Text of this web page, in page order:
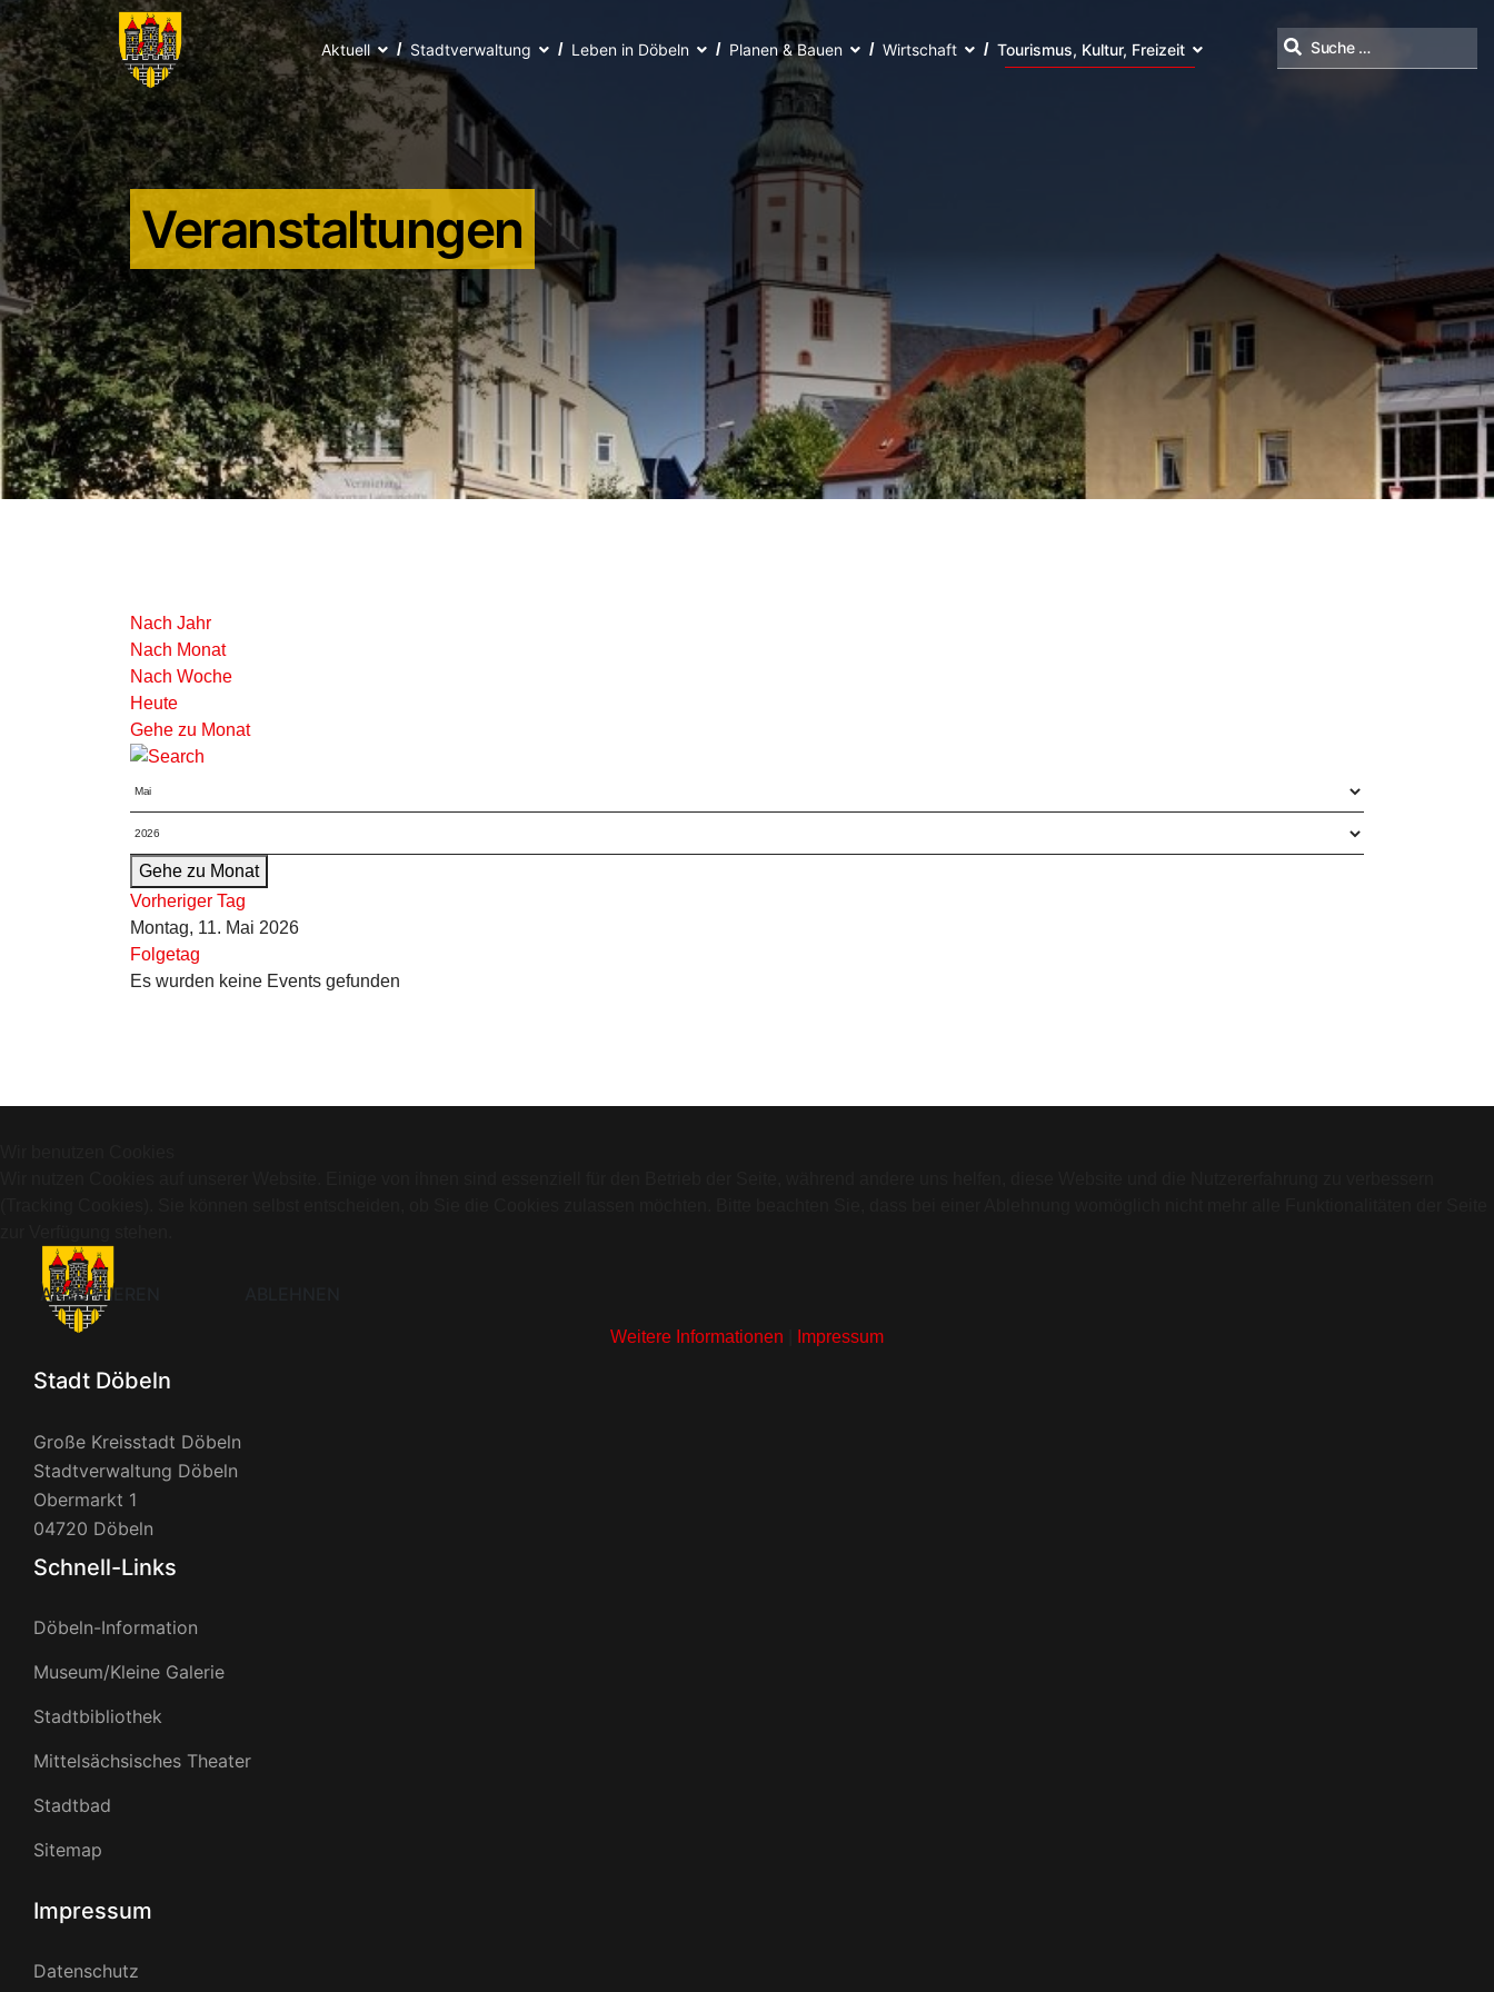
Aktuell Stadtverwaltung Leben in Döbeln Planen & Bauen Wirtschaft Tourismus, Kultur, Freizeit
Veranstaltungen
Nach Jahr
Nach Monat
Nach Woche
Heute
Gehe zu Monat
Gehe zu Monat
Vorheriger Tag
Montag, 11. Mai 2026
Folgetag
Es wurden keine Events gefunden
Stadt Döbeln
Große Kreisstadt Döbeln
Stadtverwaltung Döbeln
Obermarkt 1
04720 Döbeln
Schnell-Links
Döbeln-Information
Museum/Kleine Galerie
Stadtbibliothek
Mittelsächsisches Theater
Stadtbad
Sitemap
Impressum
Datenschutz
AKZEPTIEREN
Weitere Informationen Impressum